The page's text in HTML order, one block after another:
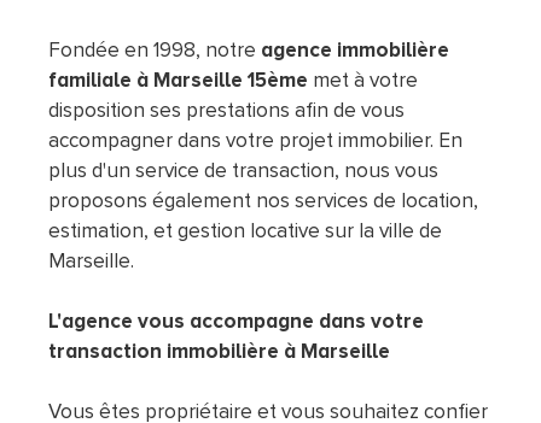
Fondée en 1998, notre agence immobilière
familiale à Marseille 15ème met à votre
disposition ses prestations afin de vous
accompagner dans votre projet immobilier. En
plus d'un service de transaction, nous vous
proposons également nos services de location,
estimation, et gestion locative sur la ville de
Marseille.
L'agence vous accompagne dans votre
transaction immobilière à Marseille
Vous êtes propriétaire et vous souhaitez confier